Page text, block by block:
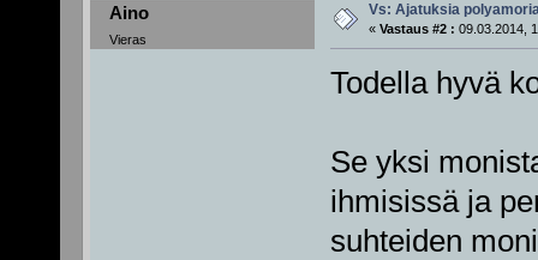
Aino
Vieras
Vs: Ajatuksia
« Vastaus #2 : 09.03.2014,
Todella hyvä
Se yksi
ihmisissä ja
suhteiden